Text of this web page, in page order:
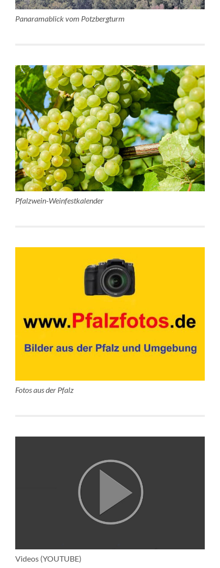
Panaramablick vom Potzbergturm
Pfalzwein-Weinfestkalender
Fotos aus der Pfalz
Videos (YOUTUBE)